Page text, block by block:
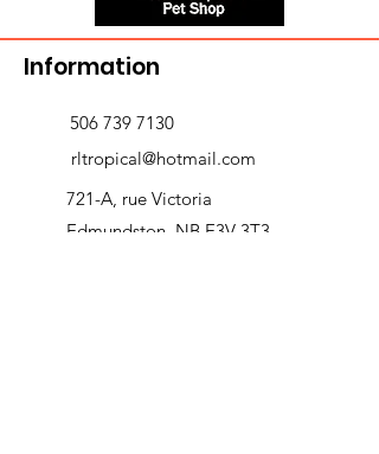
Information
506 739 7130
rltropical@hotmail.com
721-A, rue Victoria
Edmundston, NB E3V 3T3